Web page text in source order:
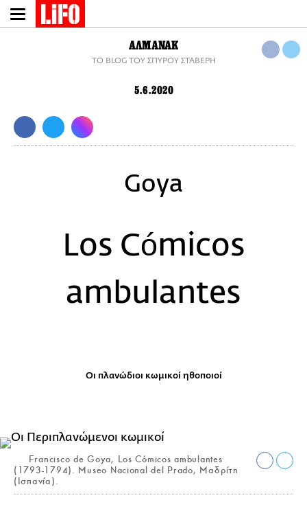
Παράκαμψη
προς
ΑΛΜΑΝΑΚ
TO BLOG ΤΟΥ ΣΠΥΡΟΥ ΣΤΑΒΕΡΗ
5.6.2020
Goya
Los Cómicos
ambulantes
Οι πλανώδιοι κωμικοί ηθοποιοί
Francisco de Goya, Los Cómicos ambulantes
(1793-1794). Museo Nacional del Prado, Μαδρίτη
(Ισπανία).